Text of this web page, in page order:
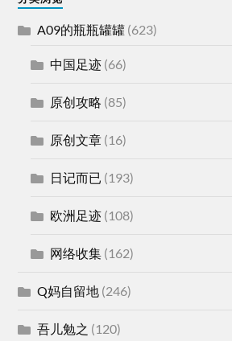
A09的瓶瓶罐罐 (623)
中国足迹 (66)
原创攻略 (85)
原创文章 (16)
日记而已 (193)
欧洲足迹 (108)
网络收集 (162)
Q妈自留地 (246)
吾儿勉之 (120)